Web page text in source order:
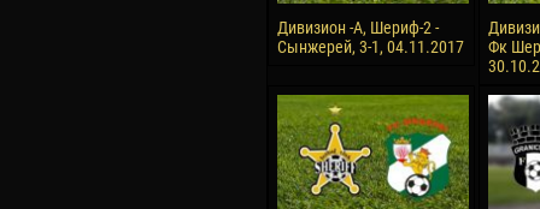
Дивизион -А, Шериф-2 -
Сынжерей, 3-1, 04.11.2017
Фк